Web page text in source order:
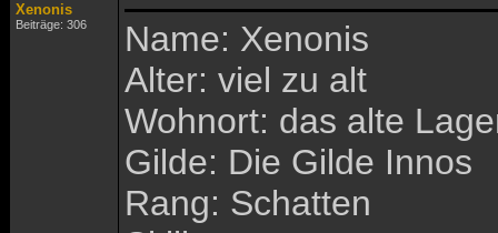
Xenonis
Beiträge: 306
Name: Xenonis
Alter: viel zu alt
Wohnort: das alte
Gilde: Die Gilde Innos
Rang: Schatten